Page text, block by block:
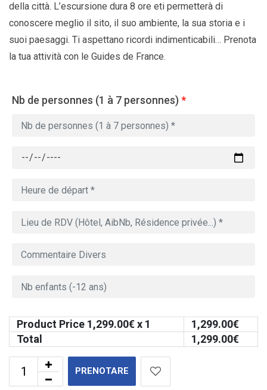
della città. L’escursione dura 8 ore eti permetterà di
conoscere meglio il sito, il suo ambiente, la sua storia e i
suoi paesaggi. Ti aspettano ricordi indimenticabili… Prenota
la tua attività con le Guides de France.
Nb de personnes (1 à 7 personnes) *
Product Price 1,299.00€ x 1 1,299.00€
Total
1,299.00€
PRENOTARE